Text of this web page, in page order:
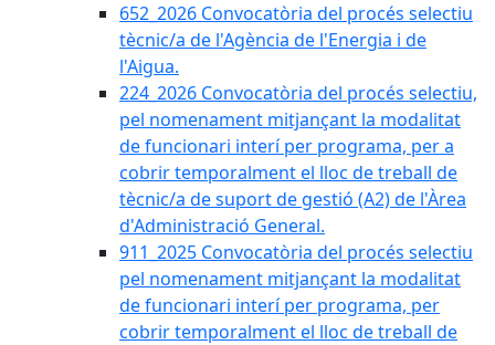
652_2026 Convocatòria del procés selectiu
tècnic/a de l'Agència de l'Energia i de
l'Aigua.
224_2026 Convocatòria del procés selectiu,
pel nomenament mitjançant la modalitat
de funcionari interí per programa, per a
cobrir temporalment el lloc de treball de
tècnic/a de suport de gestió (A2) de l'Àrea
d'Administració General.
911_2025 Convocatòria del procés selectiu
pel nomenament mitjançant la modalitat
de funcionari interí per programa, per
cobrir temporalment el lloc de treball de